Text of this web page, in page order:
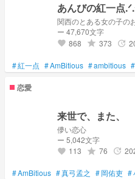
あん
関西のとある女の子の
ー 47,670文字
favorite 868 grade 373 update
#紅一点 #AmBitious #ambitious #
恋愛
来世で、また、
儚い恋心
ー 5,042文字
favorite 113 grade 76 update
#AmBitious #真弓孟之 #岡佑吏 #